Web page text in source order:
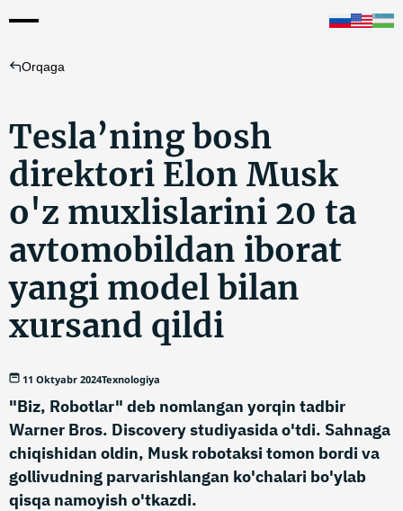
Orqaga
Tesla’ning bosh
direktori Elon Musk
o'z muxlislarini 20 ta
avtomobildan iborat
yangi model bilan
xursand qildi
11 Oktyabr 2024Texnologiya
"Biz, Robotlar" deb nomlangan yorqin tadbir
Warner Bros. Discovery studiyasida o'tdi. Sahnaga
chiqishidan oldin, Musk robotaksi tomon bordi va
gollivudning parvarishlangan ko'chalari bo'ylab
qisqa namoyish o'tkazdi.